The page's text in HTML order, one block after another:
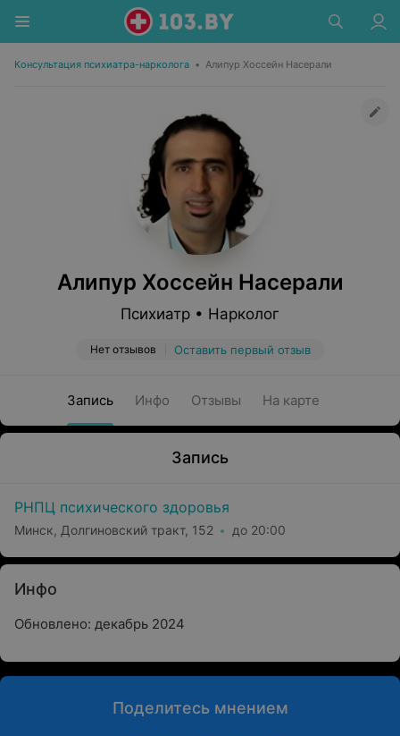
Консультация психиатра-нарколога • Алипур Хоссейн Насерали
Алипур Хоссейн Насерали
Психиатр • Нарколог
Нет отзывов Оставить первый отзыв
Запись Инфо Отзывы На карте
Запись
РНПЦ психического здоровья
Минск, Долгиновский тракт, 152 до 20:00
Инфо
Обновлено: декабрь 2024
Поделитесь мнением